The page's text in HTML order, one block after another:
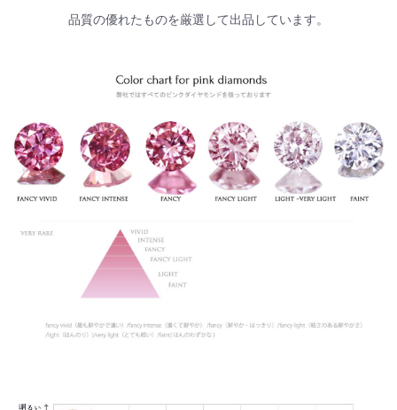
品質の優れたものを厳選して出品しています。
お買い物を続ける